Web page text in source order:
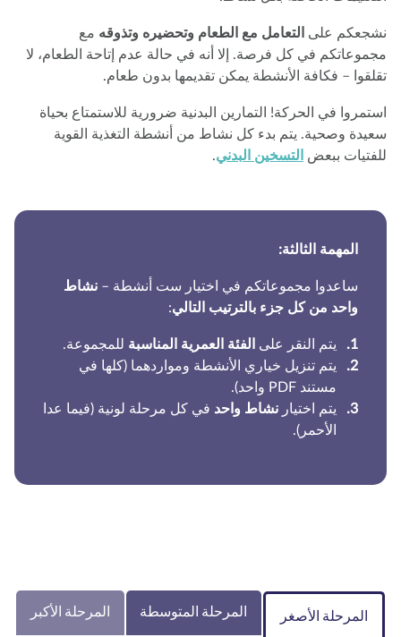
علىالتعامل مع الطعام وتحضيره وتذوقهمع
في كل فرصة. إلا أنه في حالة عدم إتاحة الطعام، لا
– فكافة الأنشطة يمكن تقديمها بدون طعام.
في الحركة! التمارين البدنية ضرورية للاستمتاع بحياة
وصحية. يتم بدء كل نشاط من أنشطة التغذية القوية
ببعضالتسخين البدني.
المهمة الثالثة:
ساعدوا مجموعاتكم في اختيار ست أنشطة –نشاط
واحد من كل جزء بالترتيب التالي:
يتم النقر علىالفئة العمرية المناسبةللمجموعة.
يتم تنزيل خياري الأنشطة ومواردهما (كلها في
مستند PDF واحد).
يتم اختيارنشاط واحدفي كل مرحلة لونية (فيما عدا
الأحمر).
المرحلة الأصغر المرحلة المتوسطة المرحلة الأكبر